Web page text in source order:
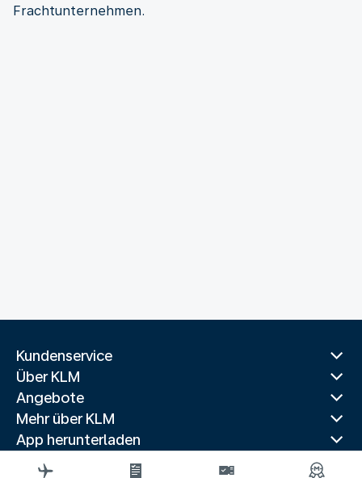
Frachtunternehmen.
Kundenservice
Über KLM
Angebote
Mehr über KLM
App herunterladen
Verwandte Websites